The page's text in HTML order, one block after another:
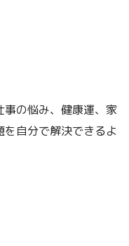
の悩み、健康運、家
自分で解決できるよ